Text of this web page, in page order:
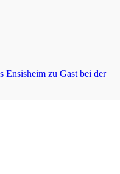
Ensisheim zu Gast bei der